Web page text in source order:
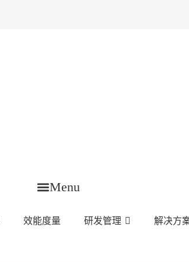
Menu
效能度量 研发管理 解决方